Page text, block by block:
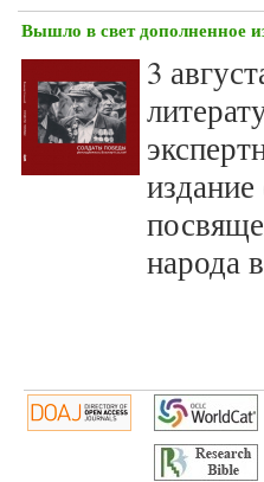
Вышло в свет дополненное
3
народа